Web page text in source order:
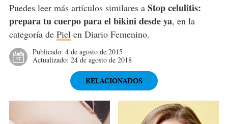
Puedes leer más artículos similares a Stop celulitis:
prepara tu cuerpo para el bikini desde ya, en la
categoría de Piel en Diario Femenino.
Publicado: 4 de agosto de 2015
Actualizado: 24 de agosto de 2018
RELACIONADOS